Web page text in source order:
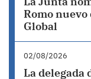
Romo
Global
02/08/2026
La delegada